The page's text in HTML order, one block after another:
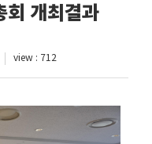
개최결과
view : 712